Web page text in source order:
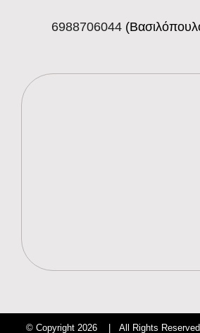
6988706044
© Copyright 2026 | All Rights